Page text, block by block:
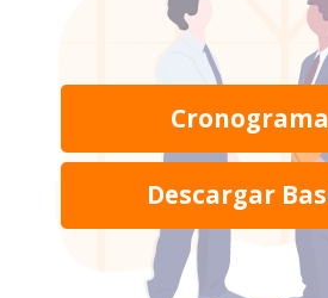
Cronograma
Descargar